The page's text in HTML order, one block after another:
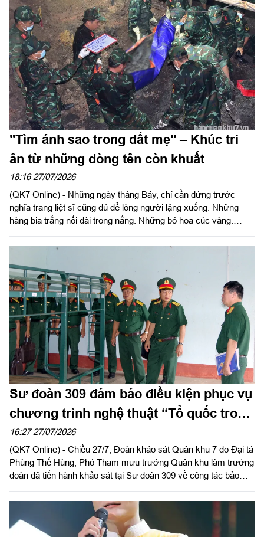
"Tìm ánh sao trong đất mẹ" – Khúc tri
ân từ những dòng tên còn khuất
18:16 27/07/2026
(QK7 Online) - Những ngày tháng Bảy, chỉ cần đứng trước
nghĩa trang liệt sĩ cũng đủ để lòng người lặng xuống. Những
hàng bia trắng nối dài trong nắng. Những bó hoa cúc vàng.
khắc lên đá, vẫn còn không ít tấm bia chỉ ghi vỏn vẹn: "Liệt sĩ
chưa xác định được thông tin". Đó là những khoảng lặng chưa
khép lại của chiến tranh...
Sư đoàn 309 đảm bảo điều kiện phục vụ
chương trình nghệ thuật “Tổ quốc trong
tim” năm 2026
16:27 27/07/2026
(QK7 Online) - Chiều 27/7, Đoàn khảo sát Quân khu 7 do Đại tá
Phùng Thế Hùng, Phó Tham mưu trưởng Quân khu làm trưởng
đoàn đã tiến hành khảo sát tại Sư đoàn 309 về công tác bảo
lượng tham gia Chương trình nghệ thuật “Tổ quốc trong tim” do
Báo Nhân Dân tổ chức năm 2026.